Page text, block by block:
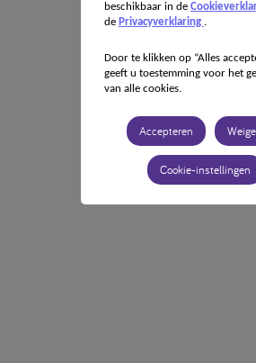
beschikbaar in de
de Privacyverklaring .
Door te klikken op “Alles
geeft u toestemming voor het
van alle cookies.
Accepteren
Cookie-instellingen